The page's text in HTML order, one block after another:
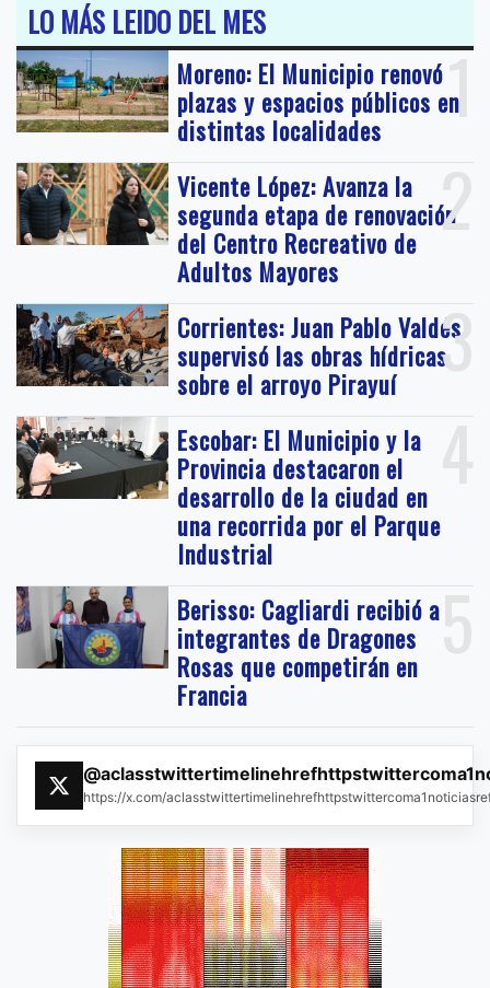
LO MÁS LEIDO DEL MES
1
Moreno: El Municipio renovó
plazas y espacios públicos en
distintas localidades
2
Vicente López: Avanza la
segunda etapa de renovación
del Centro Recreativo de
Adultos Mayores
3
Corrientes: Juan Pablo Valdés
supervisó las obras hídricas
sobre el arroyo Pirayuí
4
Escobar: El Municipio y la
Provincia destacaron el
desarrollo de la ciudad en
una recorrida por el Parque
Industrial
5
Berisso: Cagliardi recibió a
integrantes de Dragones
Rosas que competirán en
Francia
https://x.com/